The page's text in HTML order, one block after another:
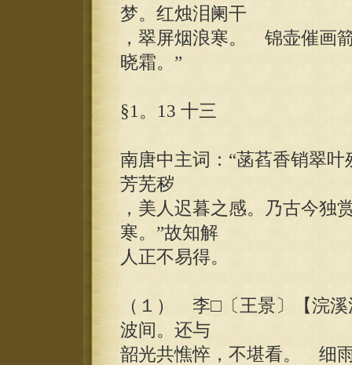
梦。红烛泪阑干
，翠屏烟浪寒。 锦壶催画
晓霜。”
§1。13 十三
南唐中主词：“菡萏香销翠
芳芜秽
，美人迟暮之感。乃古今独
寒。”故知解
人正不易得。
（１） 李□〔王景〕【浣
波间。还与
韶光共憔悴，不堪看。 细